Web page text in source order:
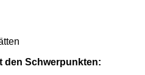
den Schwerpunkten: